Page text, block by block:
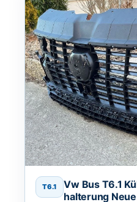
T6.1
Vw Bus T6.1
halterung